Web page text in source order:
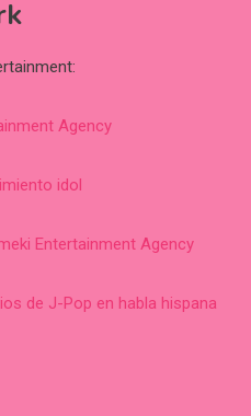
Agency
idol
Entertainment Agency
de J-Pop en habla hispana